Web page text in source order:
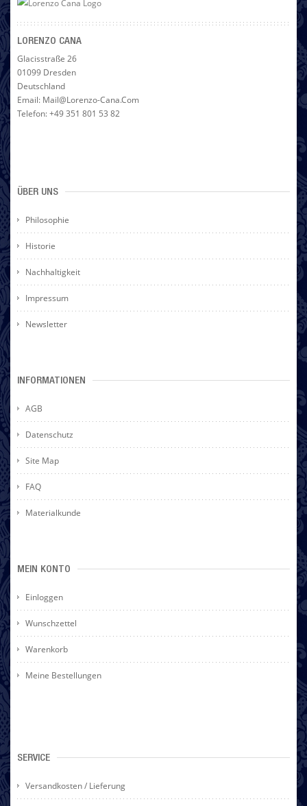
LORENZO CANA
Glacisstraße 26
01099 Dresden
Deutschland
Email: Mail@lorenzo-Cana.com
Telefon: +49 351 801 53 82
ÜBER UNS
Philosophie
Historie
Nachhaltigkeit
Impressum
Newsletter
INFORMATIONEN
AGB
Datenschutz
Site Map
FAQ
Materialkunde
MEIN KONTO
Einloggen
Wunschzettel
Warenkorb
Meine Bestellungen
SERVICE
Versandkosten / Lieferung